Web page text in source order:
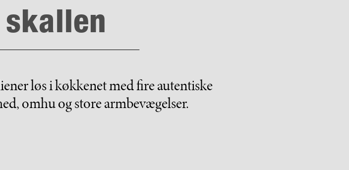
løs i køkkenet med fire autentiske
omhu og store armbevægelser.